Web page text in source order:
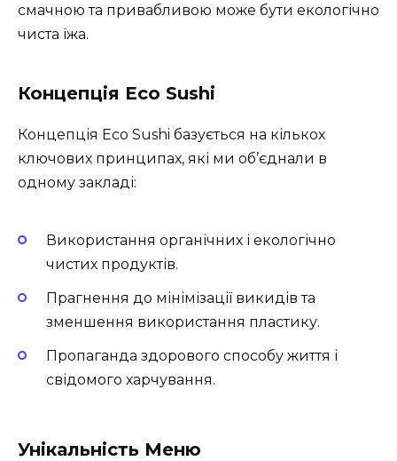
смачною та привабливою може бути екологічно
чиста їжа.
Концепція Eco Sushi
Концепція Eco Sushi базується на кількох
ключових принципах, які ми об’єднали в
одному закладі:
Використання органічних і екологічно
чистих продуктів.
Прагнення до мінімізації викидів та
зменшення використання пластику.
Пропаганда здорового способу життя і
свідомого харчування.
Унікальність Меню